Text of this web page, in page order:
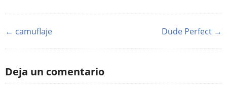
← camuflaje Dude Perfect →
Deja un comentario